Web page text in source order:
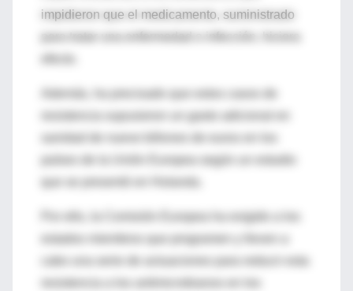
impidieron que el medicamento, suministrado
resistencia supusieron un gasto adicional en
países de la Unión Europea según un estudio
Por ello, la Comisión Europea ha exigido a los
estados miembros que programen y lleven a